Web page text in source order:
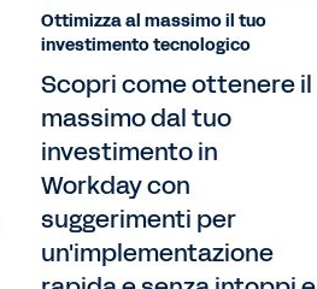
Ottimizza al massimo il tuo
investimento tecnologico
Scopri come ottenere il
massimo dal tuo
investimento in
Workday con
suggerimenti per
un'implementazione